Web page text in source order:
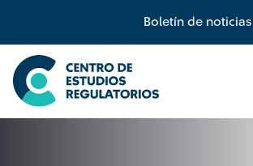
Boletín de noticias
Búsqueda
Seleccione país